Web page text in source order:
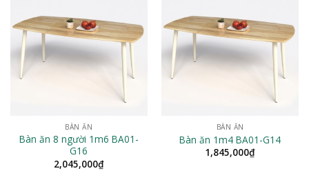
BÀN ĂN
Bàn ăn 8 người 1m6 BA01-
G16
2,045,000₫
BÀN ĂN
Bàn ăn 1m4 BA01-G14
1,845,000₫